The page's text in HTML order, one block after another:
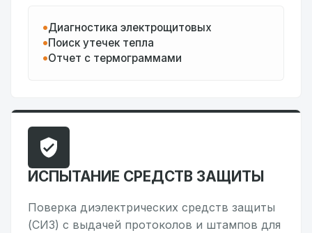
Диагностика электрощитовых
Поиск утечек тепла
Отчет с термограммами
ИСПЫТАНИЕ СРЕДСТВ ЗАЩИТЫ
Поверка диэлектрических средств защиты
(СИЗ) с выдачей протоколов и штампов для